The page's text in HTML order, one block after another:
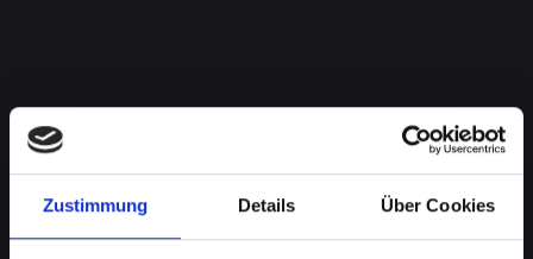
Zustimmung Details Über Cookies